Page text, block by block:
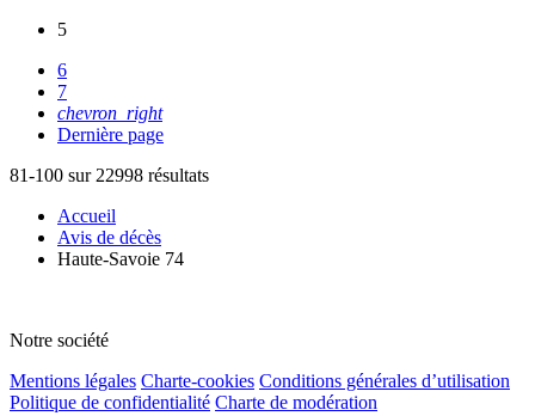
5
6
7
chevron_right
Dernière page
81-100 sur 22998 résultats
Accueil
Avis de décès
Haute-Savoie 74
Notre société
Mentions légales Charte-cookies Conditions générales d’utilisation
Politique de confidentialité Charte de modération